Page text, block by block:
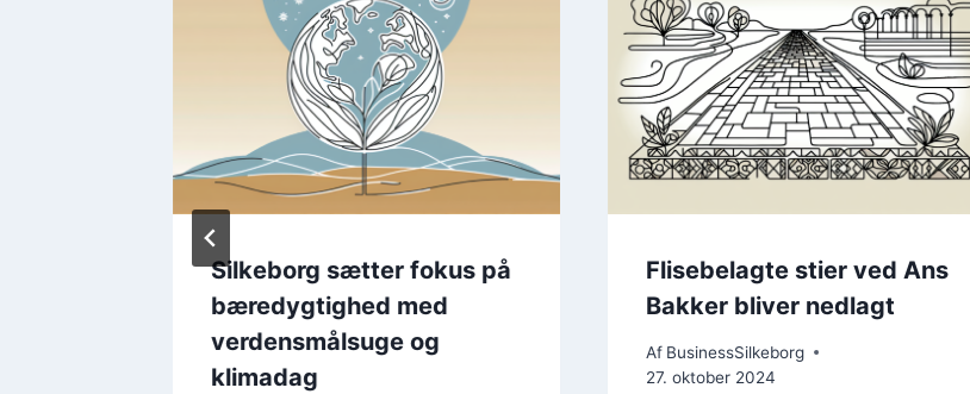
Silkeborg sætter fokus på
bæredygtighed med
verdensmålsuge og
klimadag
Flisebelagte stier ved Ans
Bakker bliver nedlagt
Af BusinessSilkeborg
27. oktober 2024